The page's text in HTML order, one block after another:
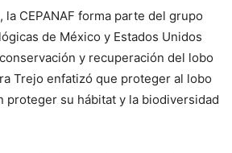
la CEPANAF forma parte del grupo
de México y Estados Unidos
y recuperación del lobo
Trejo enfatizó que proteger al lobo
proteger su hábitat y la biodiversidad